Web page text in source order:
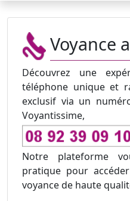
Voyance
Découvrez une
téléphone unique et
exclusif via un
Notre plateforme
pratique pour
voyance de haute